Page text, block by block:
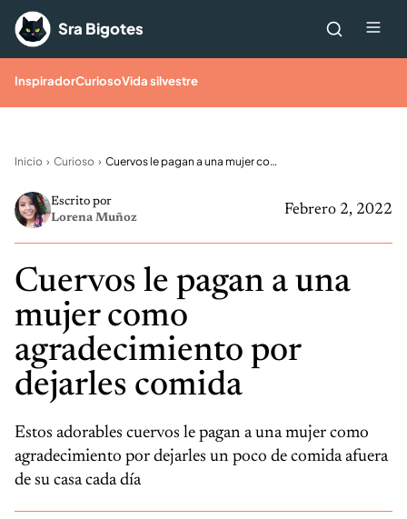
Saltar al contenido
Sra Bigotes
InspiradorCuriosoVida silvestre
Inicio Curioso Cuervos le pagan a una mujer como agradecimiento por dejarles comida
Febrero 2, 2022
Escrito por
Lorena Muñoz
Cuervos le pagan a una
mujer como
agradecimiento por
dejarles comida
Estos adorables cuervos le pagan a una mujer como
agradecimiento por dejarles un poco de comida afuera
de su casa cada día